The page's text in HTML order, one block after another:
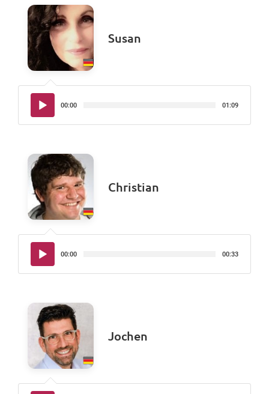
Susan
Audio-
Player
00:00 01:09
Christian
Audio-
Player
00:00 00:33
Jochen